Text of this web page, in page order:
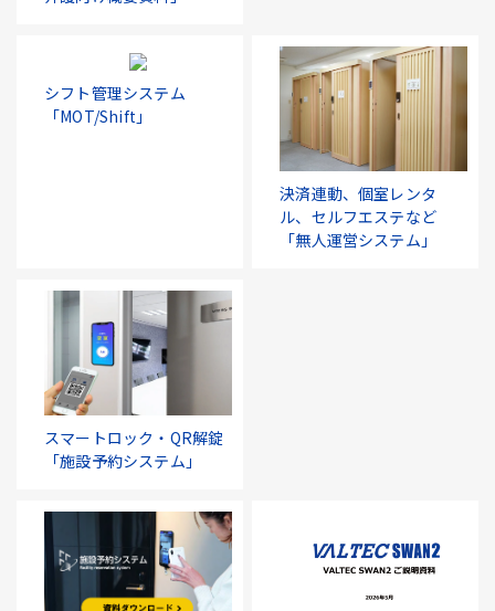
シフト管理システム
「MOT/Shift」
決済連動、個室レンタ
ル、セルフエステなど
「無人運営システム」
スマートロック・QR解錠
「施設予約システム」